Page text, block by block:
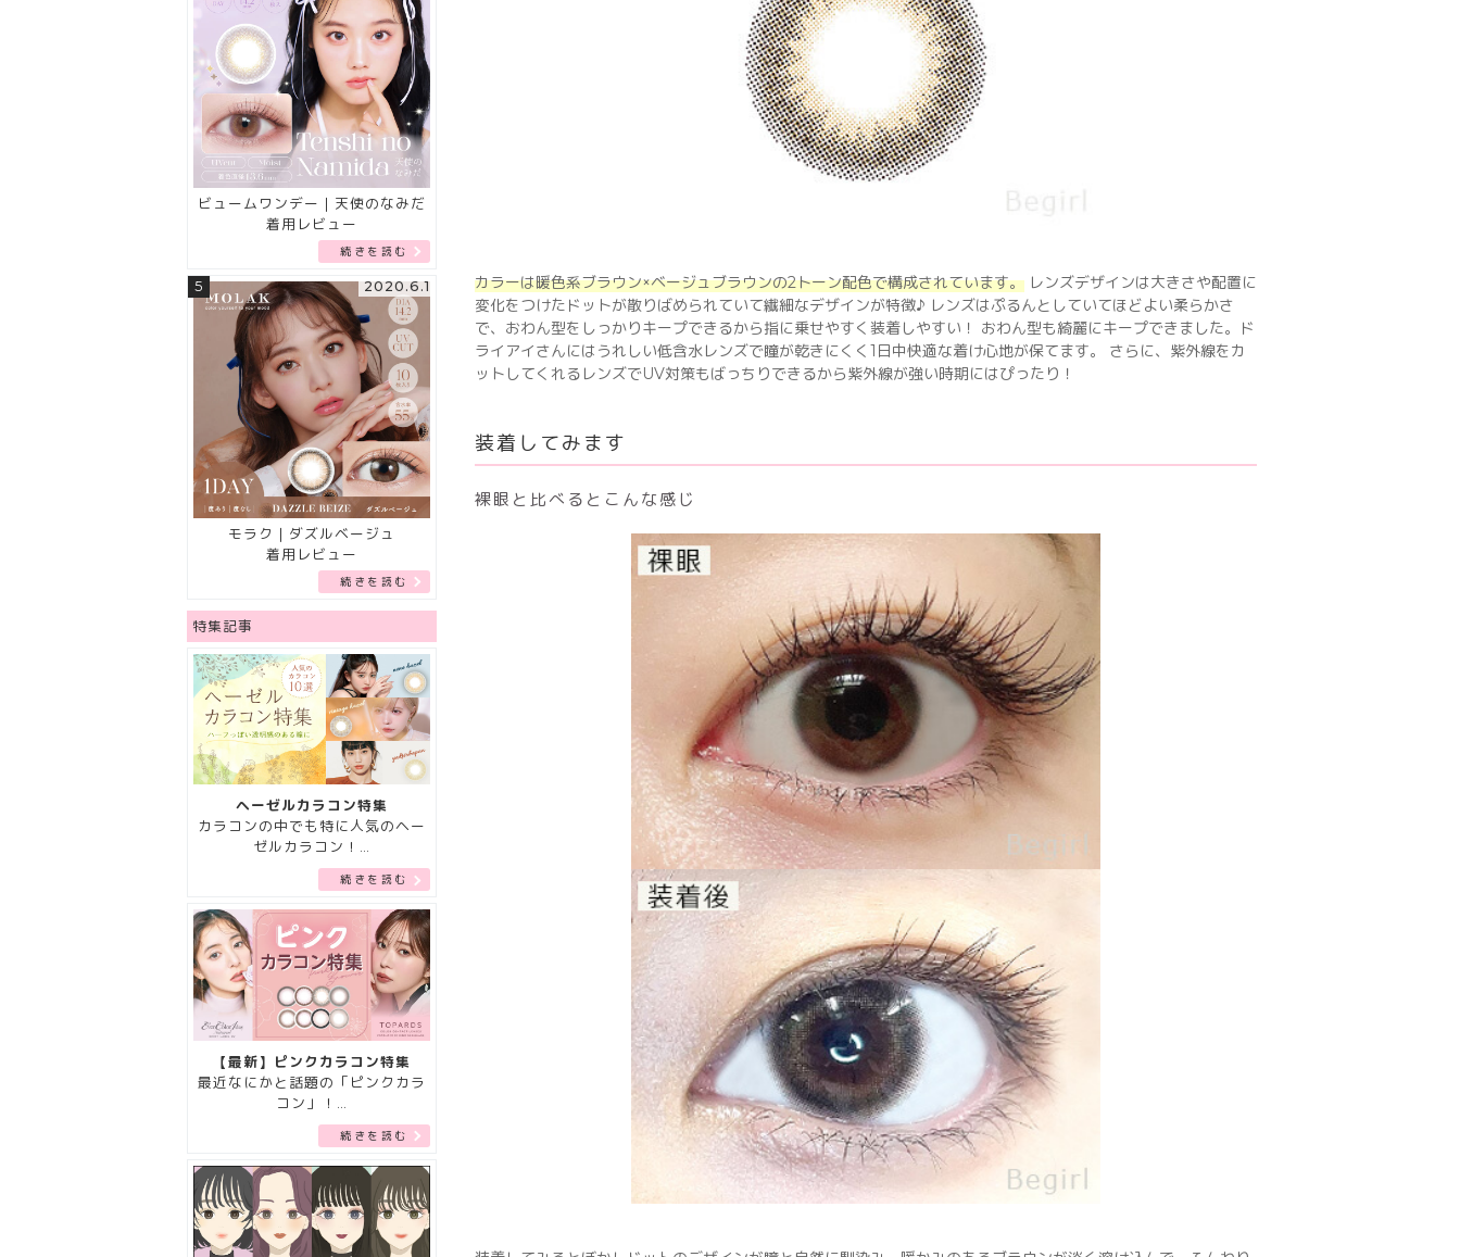
ビュームワンデー｜天使のなみだ
着用レビュー
続きを読む
5 2020.6.1
モラク｜ダズルベージュ
着用レビュー
続きを読む
特集記事
ヘーゼルカラコン特集
カラコンの中でも特に人気のヘー
ゼルカラコン！…
続きを読む
【最新】ピンクカラコン特集
最近なにかと話題の「ピンクカラ
コン」！…
続きを読む
カラーは暖色系ブラウン×ベージュブラウンの2トーン配色で構成されています。 レンズデザインは大きさや配置に
変化をつけたドットが散りばめられていて繊細なデザインが特徴♪ レンズはぷるんとしていてほどよい柔らかさ
で、おわん型をしっかりキープできるから指に乗せやすく装着しやすい！ おわん型も綺麗にキープできました。ド
ライアイさんにはうれしい低含水レンズで瞳が乾きにくく1日中快適な着け心地が保てます。 さらに、紫外線をカ
ットしてくれるレンズでUV対策もばっちりできるから紫外線が強い時期にはぴったり！
装着してみます
裸眼と比べるとこんな感じ